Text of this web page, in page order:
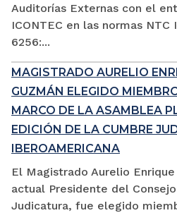
Auditorías Externas con el
ICONTEC en las normas NTC
6256:...
MAGISTRADO AURELIO
GUZMÁN ELEGIDO
MARCO DE LA ASAMBLEA
EDICIÓN DE LA CUMBRE
IBEROAMERICANA
El Magistrado Aurelio
actual Presidente del
Judicatura, fue elegido